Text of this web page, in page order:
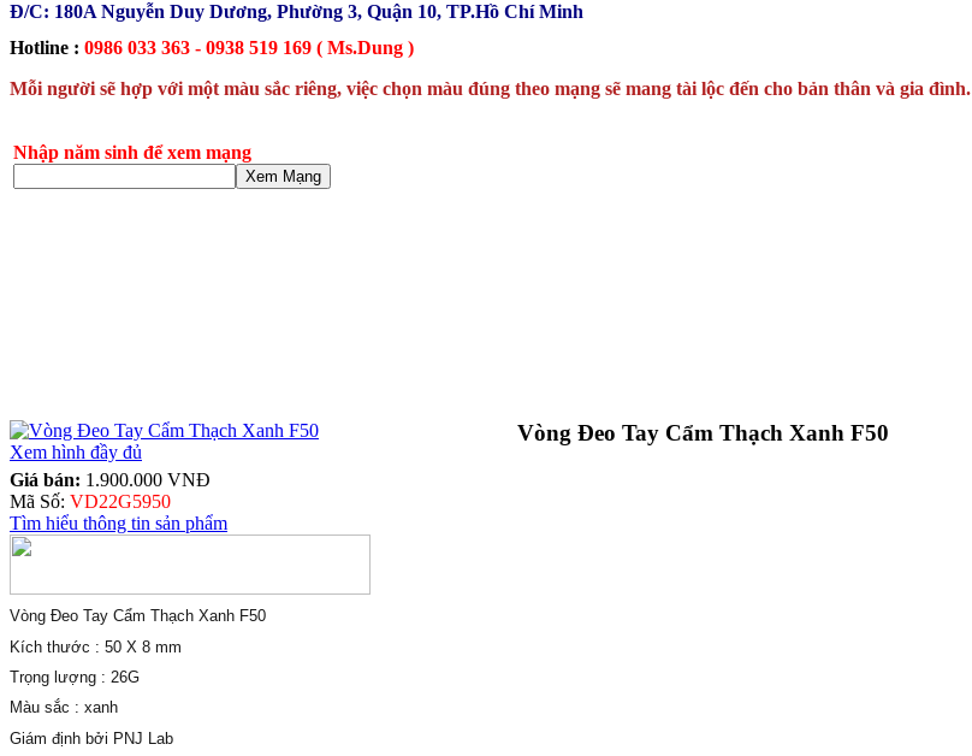
Đ/C: 180A Nguyễn Duy Dương, Phường 3, Quận 10, TP.Hồ Chí Minh
Hotline : 0986 033 363 - 0938 519 169 ( Ms.Dung )
Mỗi người sẽ hợp với một màu sắc riêng, việc chọn màu đúng theo mạng sẽ mang tài lộc đến cho bản thân và gia đình.
Nhập năm sinh để xem mạng
Xem Mạng
Xem hình đầy đủ
Vòng Đeo Tay Cẩm Thạch Xanh F50
Giá bán: 1.900.000 VNĐ
Mã Số: VD22G5950
Tìm hiểu thông tin sản phẩm
Vòng Đeo Tay Cẩm Thạch Xanh F50
Kích thước : 50 X 8 mm
Trọng lượng : 26G
Màu sắc : xanh
Giám định bởi PNJ Lab